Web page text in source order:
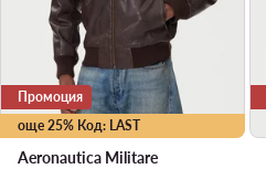
още 25% Код: LAST
Промоция
Aeronautica Militare